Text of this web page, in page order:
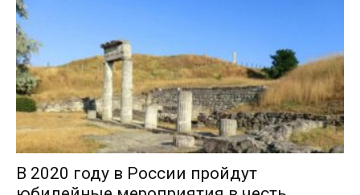
В 2020 году в России пройдут